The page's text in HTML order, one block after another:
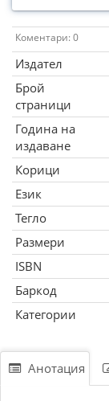
Коментари: 0
Издател
Брой
страници
Година на
издаване
Корици
Език
Тегло
Размери
ISBN
Баркод
Категории
Анотация